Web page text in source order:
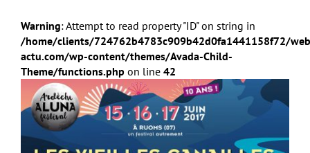
Warning: Attempt to read property "ID" on string in
/home/clients/724762b4783c909b42d0fa1441158f72/
actu.com/wp-content/themes/Avada-Child-
Theme/functions.php on line 42